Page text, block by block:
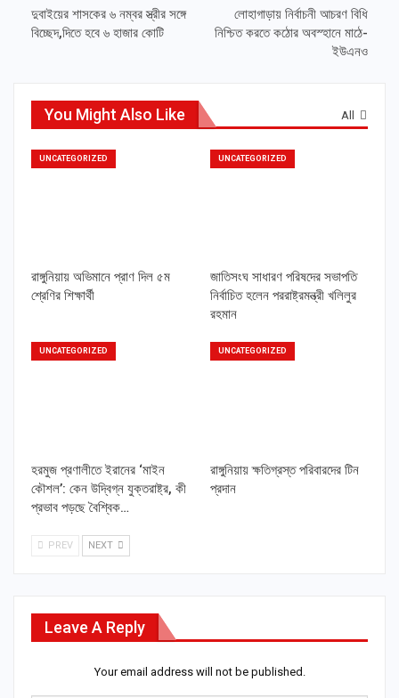
দুবাইয়ের শাসকের ৬ নম্বর স্ত্রীর সঙ্গে
বিচ্ছেদ,দিতে হবে ৬ হাজার কোটি
লোহাগাড়ায় নির্বাচনী আচরণ বিধি
নিশ্চিত করতে কঠোর অবস্হানে মাঠে-
ইউএনও
All
You Might Also Like
UNCATEGORIZED
রাঙ্গুনিয়ায় অভিমানে প্রাণ দিল ৫ম
শ্রেণির শিক্ষার্থী
UNCATEGORIZED
জাতিসংঘ সাধারণ পরিষদের সভাপতি
নির্বাচিত হলেন পররাষ্ট্রমন্ত্রী খলিলুর
রহমান
UNCATEGORIZED
হরমুজ প্রণালীতে ইরানের ‘মাইন
কৌশল’: কেন উদ্বিগ্ন যুক্তরাষ্ট্র, কী
প্রভাব পড়ছে বৈশ্বিক…
UNCATEGORIZED
রাঙ্গুনিয়ায় ক্ষতিগ্রস্ত পরিবারদের টিন
প্রদান
PREV NEXT
Leave A Reply
Your email address will not be published.